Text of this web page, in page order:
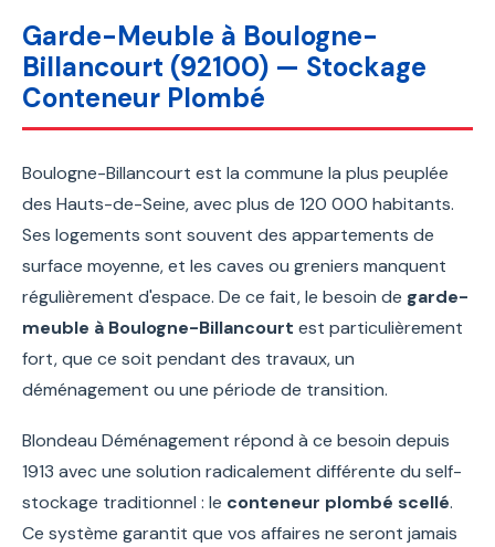
Garde-Meuble à Boulogne-
Billancourt (92100) — Stockage
Conteneur Plombé
Boulogne-Billancourt est la commune la plus peuplée
des Hauts-de-Seine, avec plus de 120 000 habitants.
Ses logements sont souvent des appartements de
surface moyenne, et les caves ou greniers manquent
régulièrement d'espace. De ce fait, le besoin de garde-
meuble à Boulogne-Billancourt est particulièrement
fort, que ce soit pendant des travaux, un
déménagement ou une période de transition.
Blondeau Déménagement répond à ce besoin depuis
1913 avec une solution radicalement différente du self-
stockage traditionnel : le conteneur plombé scellé.
Ce système garantit que vos affaires ne seront jamais